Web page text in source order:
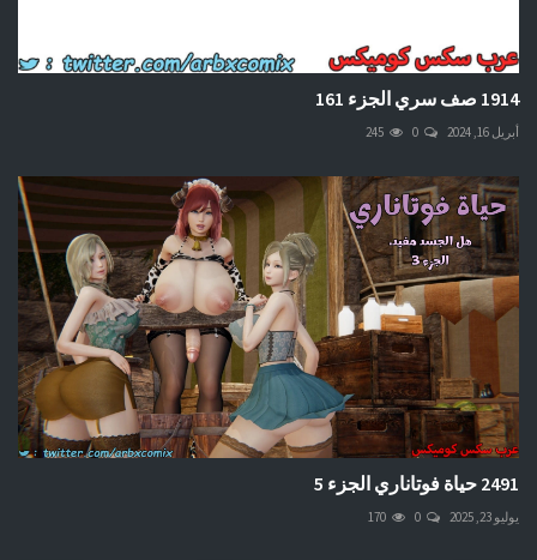
1914 صف سري الجزء 161
أبريل 16, 2024 0
245
2491 حياة فوتاناري الجزء 5
يوليو 23, 2025 0
170